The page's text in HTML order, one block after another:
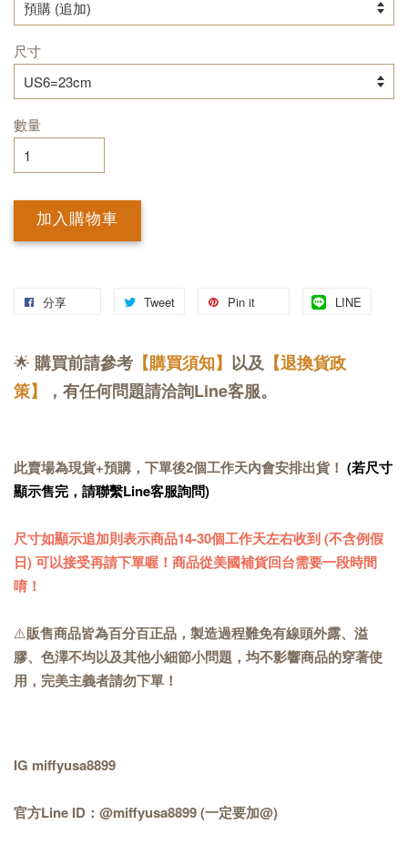
尺寸
數量
加入購物車
分享 Tweet Pin it LINE
🌟 購買前請參考 【購買須知】 以及 【退換貨政
策】
，有任何問題請洽詢Line客服。
此賣場為現貨+預購，下單後2個工作天內會安排出貨！ (若尺寸
顯示售完，請聯繫Line客服詢問)
尺寸如顯示追加則表示商品14-30個工作天左右收到 (不含例假
日) 可以接受再請下單喔！商品從美國補貨回台需要一段時間
唷！
⚠️販售商品皆為百分百正品，製造過程難免有線頭外露、溢
膠、色澤不均以及其他小細節小問題，均不影響商品的穿著使
用，完美主義者請勿下單！
IG miffyusa8899
官方Line ID：@miffyusa8899 (一定要加@)